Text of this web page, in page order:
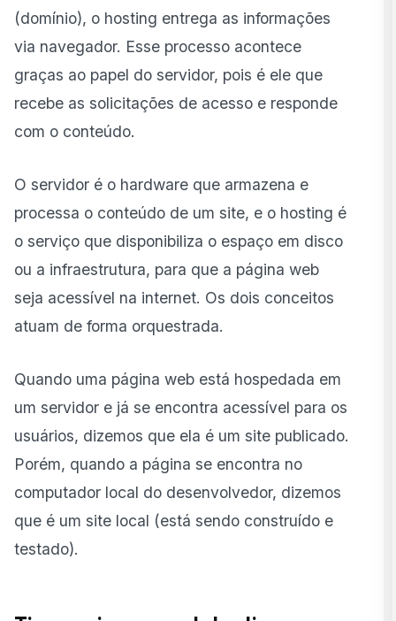
(domínio), o hosting entrega as informações
via navegador. Esse processo acontece
graças ao papel do servidor, pois é ele que
recebe as solicitações de acesso e responde
com o conteúdo.
O servidor é o hardware que armazena e
processa o conteúdo de um site, e o hosting é
o serviço que disponibiliza o espaço em disco
ou a infraestrutura, para que a página web
seja acessível na internet. Os dois conceitos
atuam de forma orquestrada.
Quando uma página web está hospedada em
um servidor e já se encontra acessível para os
usuários, dizemos que ela é um site publicado.
Porém, quando a página se encontra no
computador local do desenvolvedor, dizemos
que é um site local (está sendo construído e
testado).